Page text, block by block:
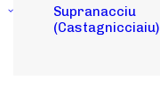
Supranacciu
(Castagnicciaiu)